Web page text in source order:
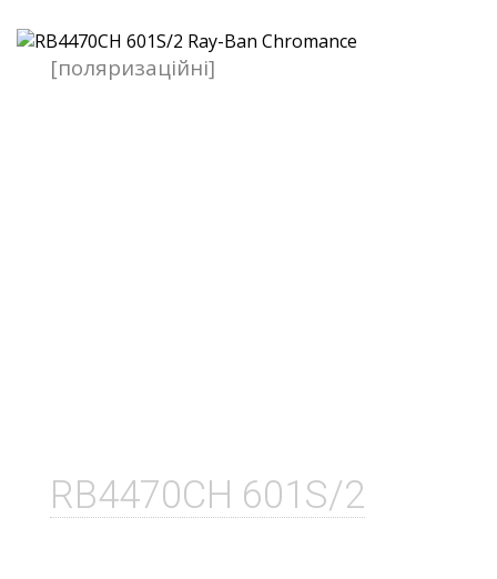
RB4470CH 601S/2
[поляризаційні]